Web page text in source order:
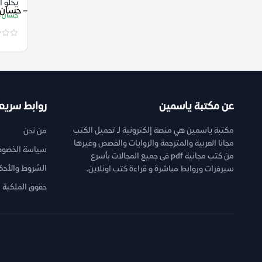
يحلو
حسان
عن مكتبة ياسمين
مكتبة ياسمين هي منصة إلكترونية لـ تحميل الكتب
مجانا العربية والمترجمة والروايات والقصص وغيرها
من كتب مجانية pdf فى جميع المجالات بأسرع
سيرفرات وروابط مباشرة و قراءة كتب اونلاين.
روابط
من نحن
سياسة
الشروط
حقوق الملكية